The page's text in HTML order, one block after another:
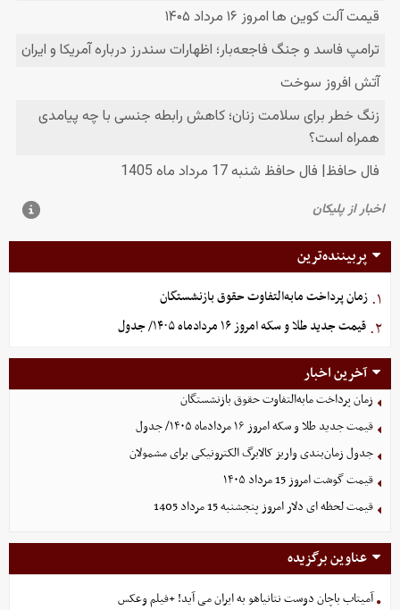
پربیننده‌ترین
۱. زمان پرداخت مابه‌التفاوت حقوق بازنشستگان
۲. قیمت جدید طلا و سکه امروز ۱۶ مردادماه ۱۴۰۵/ جدول
آخرین اخبار
زمان پرداخت مابه‌التفاوت حقوق بازنشستگان
قیمت جدید طلا و سکه امروز ۱۶ مردادماه ۱۴۰۵/ جدول
جدول زمان‌بندی واریز کالابرگ الکترونیکی برای مشمولان
قیمت گوشت امروز 15 مرداد ۱۴۰۵
قیمت لحظه ای دلار امروز پنجشنبه 15 مرداد 1405
عناوین برگزیده
آمیتاب باچان دوست نتانیاهو به ایران می آید! +فیلم وعکس